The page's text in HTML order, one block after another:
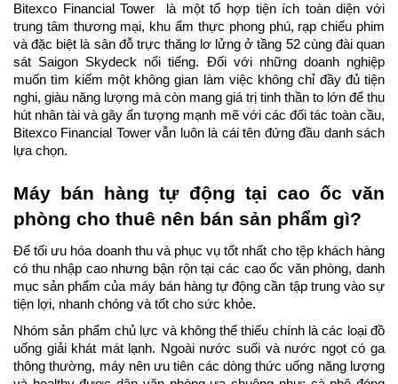
Bitexco Financial Tower  là một tổ hợp tiện ích toàn diện với
trung tâm thương mại, khu ẩm thực phong phú, rạp chiếu phim
và đặc biệt là sân đỗ trực thăng lơ lửng ở tầng 52 cùng đài quan
sát Saigon Skydeck nổi tiếng. Đối với những doanh nghiệp
muốn tìm kiếm một không gian làm việc không chỉ đầy đủ tiện
nghi, giàu năng lượng mà còn mang giá trị tinh thần to lớn để thu
hút nhân tài và gây ấn tượng mạnh mẽ với các đối tác toàn cầu,
Bitexco Financial Tower vẫn luôn là cái tên đứng đầu danh sách
lựa chọn.
Máy bán hàng tự động tại cao ốc văn
phòng cho thuê nên bán sản phẩm gì?
Để tối ưu hóa doanh thu và phục vụ tốt nhất cho tệp khách hàng
có thu nhập cao nhưng bận rộn tại các cao ốc văn phòng, danh
mục sản phẩm của máy bán hàng tự động cần tập trung vào sự
tiện lợi, nhanh chóng và tốt cho sức khỏe.
Nhóm sản phẩm chủ lực và không thể thiếu chính là các loại đồ
uống giải khát mát lạnh. Ngoài nước suối và nước ngọt có ga
thông thường, máy nên ưu tiên các dòng thức uống năng lượng